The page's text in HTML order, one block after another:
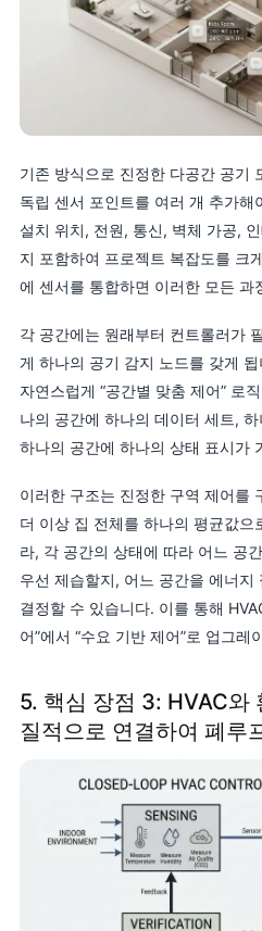
기존 방식으로 진정한 다공간 공기
독립 센서 포인트를 여러 개 추가
설치 위치, 전원, 통신, 벽체 가공,
지 포함하여 프로젝트 복잡도를 크
에 센서를 통합하면 이러한 모든 과
각 공간에는 원래부터 컨트롤러가
게 하나의 공기 감지 노드를 갖게
자연스럽게 “공간별 맞춤 제어” 로
나의 공간에 하나의 데이터 세트,
하나의 공간에 하나의 상태 표시가
이러한 구조는 진정한 구역 제어를
더 이상 집 전체를 하나의 평균값으
라, 각 공간의 상태에 따라 어느 공
우선 제습할지, 어느 공간을 에너지
결정할 수 있습니다. 이를 통해
어”에서 “수요 기반 제어”로 업그레
5. 핵심 장점 3: HVAC와
질적으로 연결하여 폐루